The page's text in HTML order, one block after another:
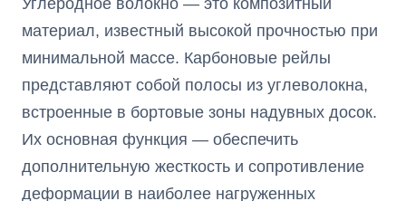
материал, известный высокой прочностью при
минимальной массе. Карбоновые рейлы
представляют собой полосы из углеволокна,
встроенные в бортовые зоны надувных досок.
Их основная функция — обеспечить
дополнительную жесткость и сопротивление
деформации в наиболее нагруженных